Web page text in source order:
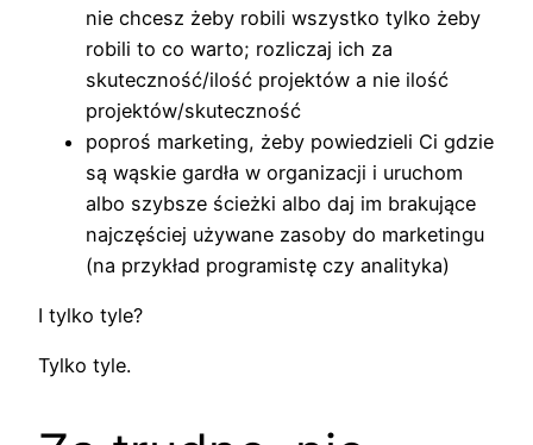
nie chcesz żeby robili wszystko tylko żeby
robili to co warto; rozliczaj ich za
skuteczność/ilość projektów a nie ilość
projektów/skuteczność
poproś marketing, żeby powiedzieli Ci gdzie
są wąskie gardła w organizacji i uruchom
albo szybsze ścieżki albo daj im brakujące
najczęściej używane zasoby do marketingu
(na przykład programistę czy analityka)
I tylko tyle?
Tylko tyle.